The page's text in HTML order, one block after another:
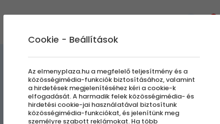
Elektromos kishajózás
Balatonfüreden
Cookie - Beállítások
Az elmenyplaza.hu a megfelelő teljesítmény és a
közösségimédia-funkciók biztosításához, valamint
a hirdetések megjelenítéséhez kéri a cookie-k
elfogadását. A harmadik felek közösségimédia- és
hirdetési cookie-jai használatával biztosítunk
közösségimédia-funkciókat, és jelenítünk meg
személyre szabott reklámokat. Ha több